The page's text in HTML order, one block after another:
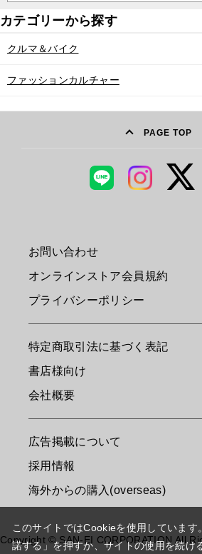
クルマ＆バイク
ファッションカルチャー
PAGE TOP
お問い合わせ
オンラインストア会員規約
プライバシーポリシー
特定商取引法に基づく表記
書店様向け
会社概要
広告掲載について
採用情報
海外からの購入(overseas)
Copyright © SAN-EI CORPORATION All
このサイトではCookieを使用しています
諾する」を押すか、サイトの使用を続け